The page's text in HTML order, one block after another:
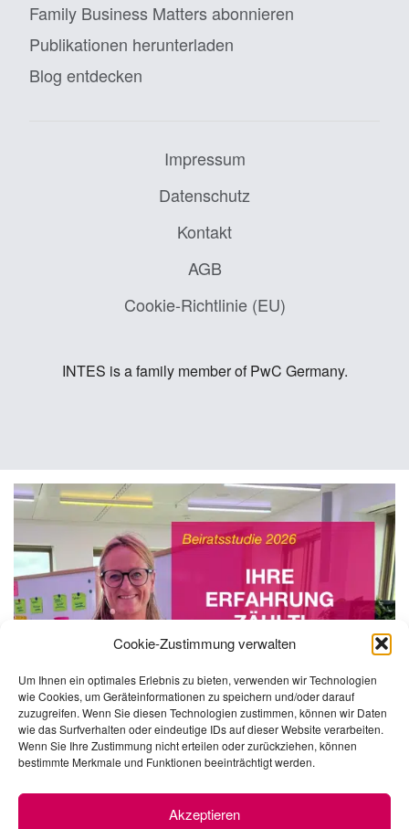
Cookie-Zustimmung verwalten
Um Ihnen ein optimales Erlebnis zu bieten, verwenden wir Technologien
wie Cookies, um Geräteinformationen zu speichern und/oder darauf
zuzugreifen. Wenn Sie diesen Technologien zustimmen, können wir Daten
wie das Surfverhalten oder eindeutige IDs auf dieser Website verarbeiten.
Wenn Sie Ihre Zustimmung nicht erteilen oder zurückziehen, können
bestimmte Merkmale und Funktionen beeinträchtigt werden.
Akzeptieren
Family Business Matters abonnieren
Publikationen herunterladen
Blog entdecken
Impressum
Datenschutz
Kontakt
AGB
Cookie-Richtlinie (EU)
INTES is a family member of PwC Germany.